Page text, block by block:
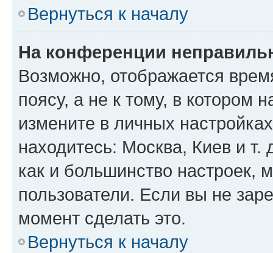
Вернуться к началу
На конференции
Возможно, отображается
поясу, а не к тому, в котором
измените в личных
находитесь: Москва, Киев и т.
как и большинство настроек,
пользователи. Если вы не
момент сделать это.
Вернуться к началу